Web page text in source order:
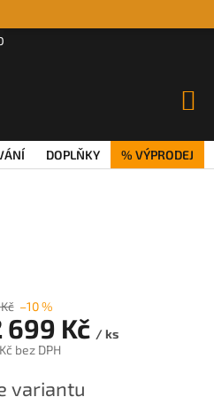
POUKAZY
DOPLŇKY % VÝPRODEJ
–10 %
699 Kč / ks
bez DPH
variantu